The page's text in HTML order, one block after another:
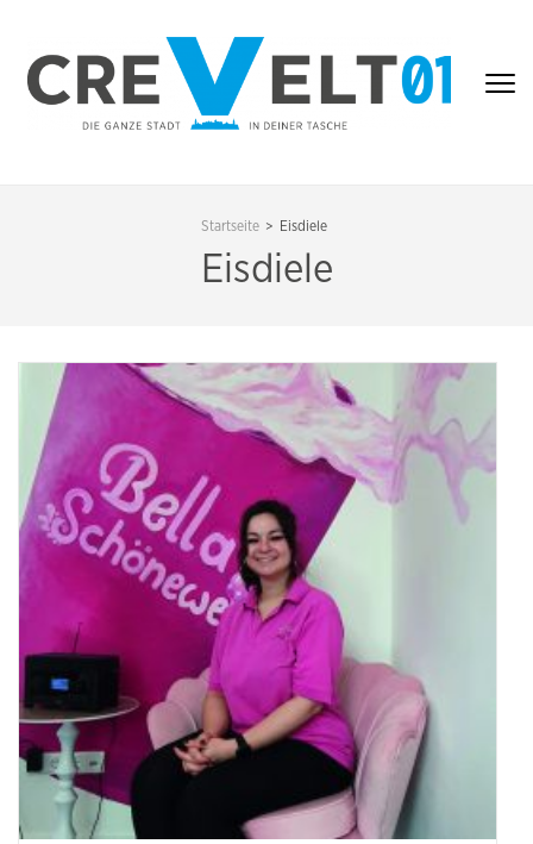
springen
(Enter
DEINER TASCHE
Startseite > Eisdiele
Eisdiele